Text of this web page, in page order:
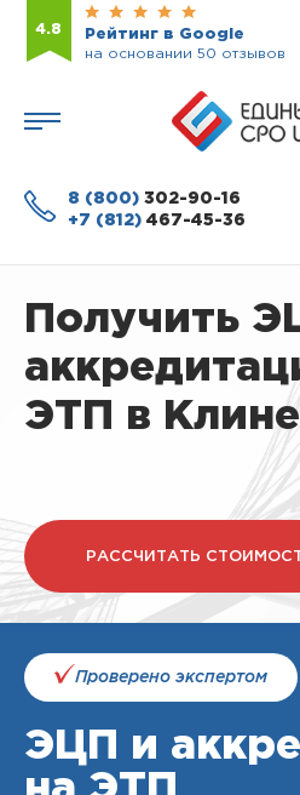
4.8
Рейтинг в Google
на основании 50 отзывов
8 (800) 302-90-16
+7 (812) 467-45-36
Получить
ЭТП в Клине
РАССЧИТАТЬ
Проверено экспертом
ЭЦП и